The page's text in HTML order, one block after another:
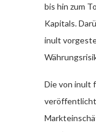
bis hin zum
Kapitals.
inult
Die von inult